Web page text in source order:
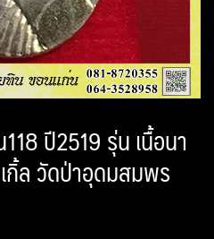
ปี2519 รุ่น เนื้อนา
ล วัดป่าอุดมสมพร